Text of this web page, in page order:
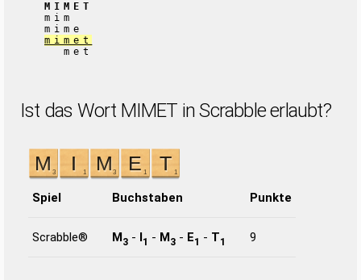
MIMET
mim
mime
mimet
met
Ist das Wort MIMET in Scrabble erlaubt?
Spiel Buchstaben Punkte
Scrabble® M3 - I1 - M3 - E1 - T1 9